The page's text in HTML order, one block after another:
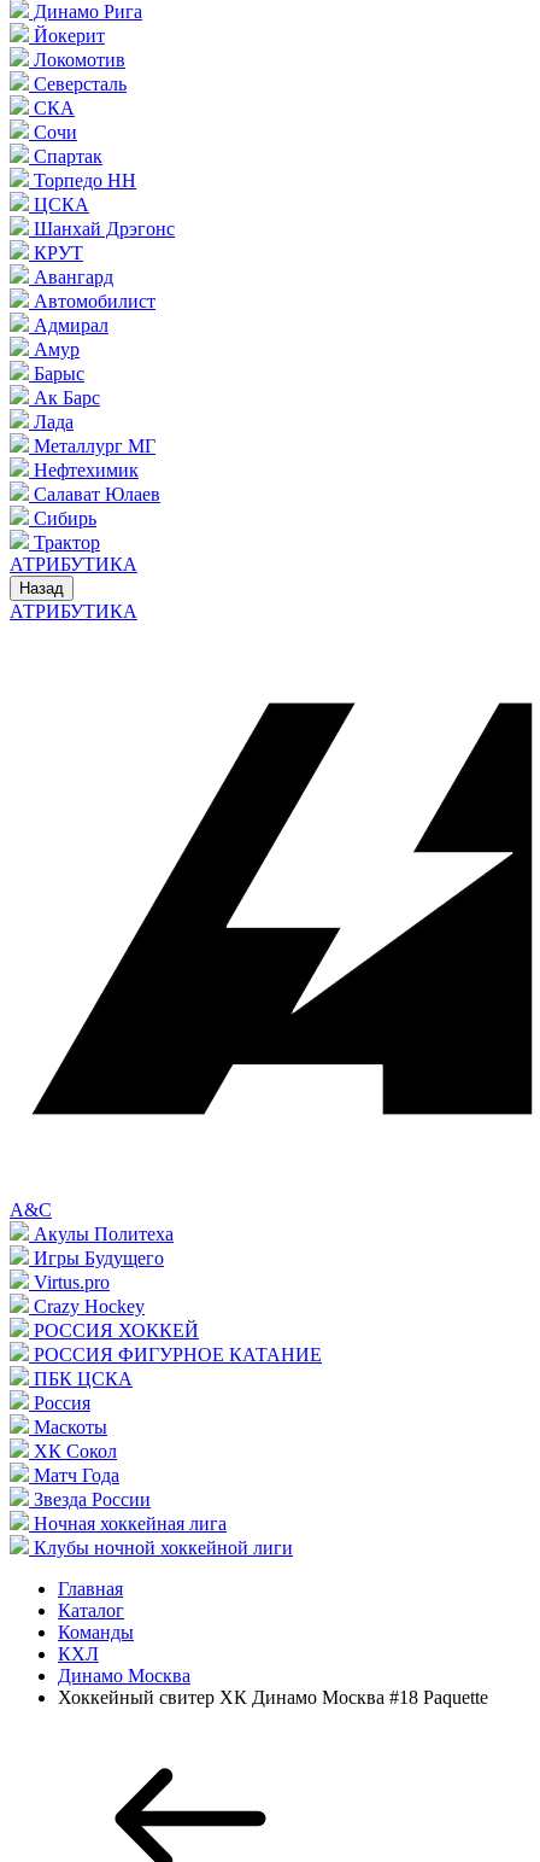
Динамо Рига
Йокерит
Локомотив
Северсталь
СКА
Сочи
Спартак
Торпедо НН
ЦСКА
Шанхай Дрэгонс
КРУТ
Авангард
Автомобилист
Адмирал
Амур
Барыс
Ак Барс
Лада
Металлург МГ
Нефтехимик
Салават Юлаев
Сибирь
Трактор
АТРИБУТИКА
Назад
АТРИБУТИКА
A&C
Акулы Политеха
Игры Будущего
Virtus.pro
Crazy Hockey
РОССИЯ ХОККЕЙ
РОССИЯ ФИГУРНОЕ КАТАНИЕ
ПБК ЦСКА
Россия
Маскоты
ХК Сокол
Матч Года
Звезда России
Ночная хоккейная лига
Клубы ночной хоккейной лиги
Главная
Каталог
Команды
КХЛ
Динамо Москва
Хоккейный свитер ХК Динамо Москва #18 Paquette